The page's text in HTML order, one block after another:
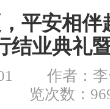
平安相
结业典礼
作者：
览次数：